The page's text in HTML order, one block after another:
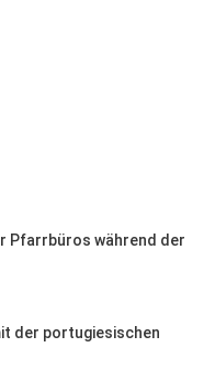
Pfarrbüros während der
der portugiesischen